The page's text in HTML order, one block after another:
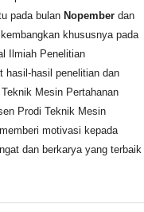
pada bulan Nopember dan
khususnya pada
Ilmiah Penelitian
hasil-hasil penelitian dan
Mesin Pertahanan
Prodi Teknik Mesin
motivasi kepada
dan berkarya yang terbaik